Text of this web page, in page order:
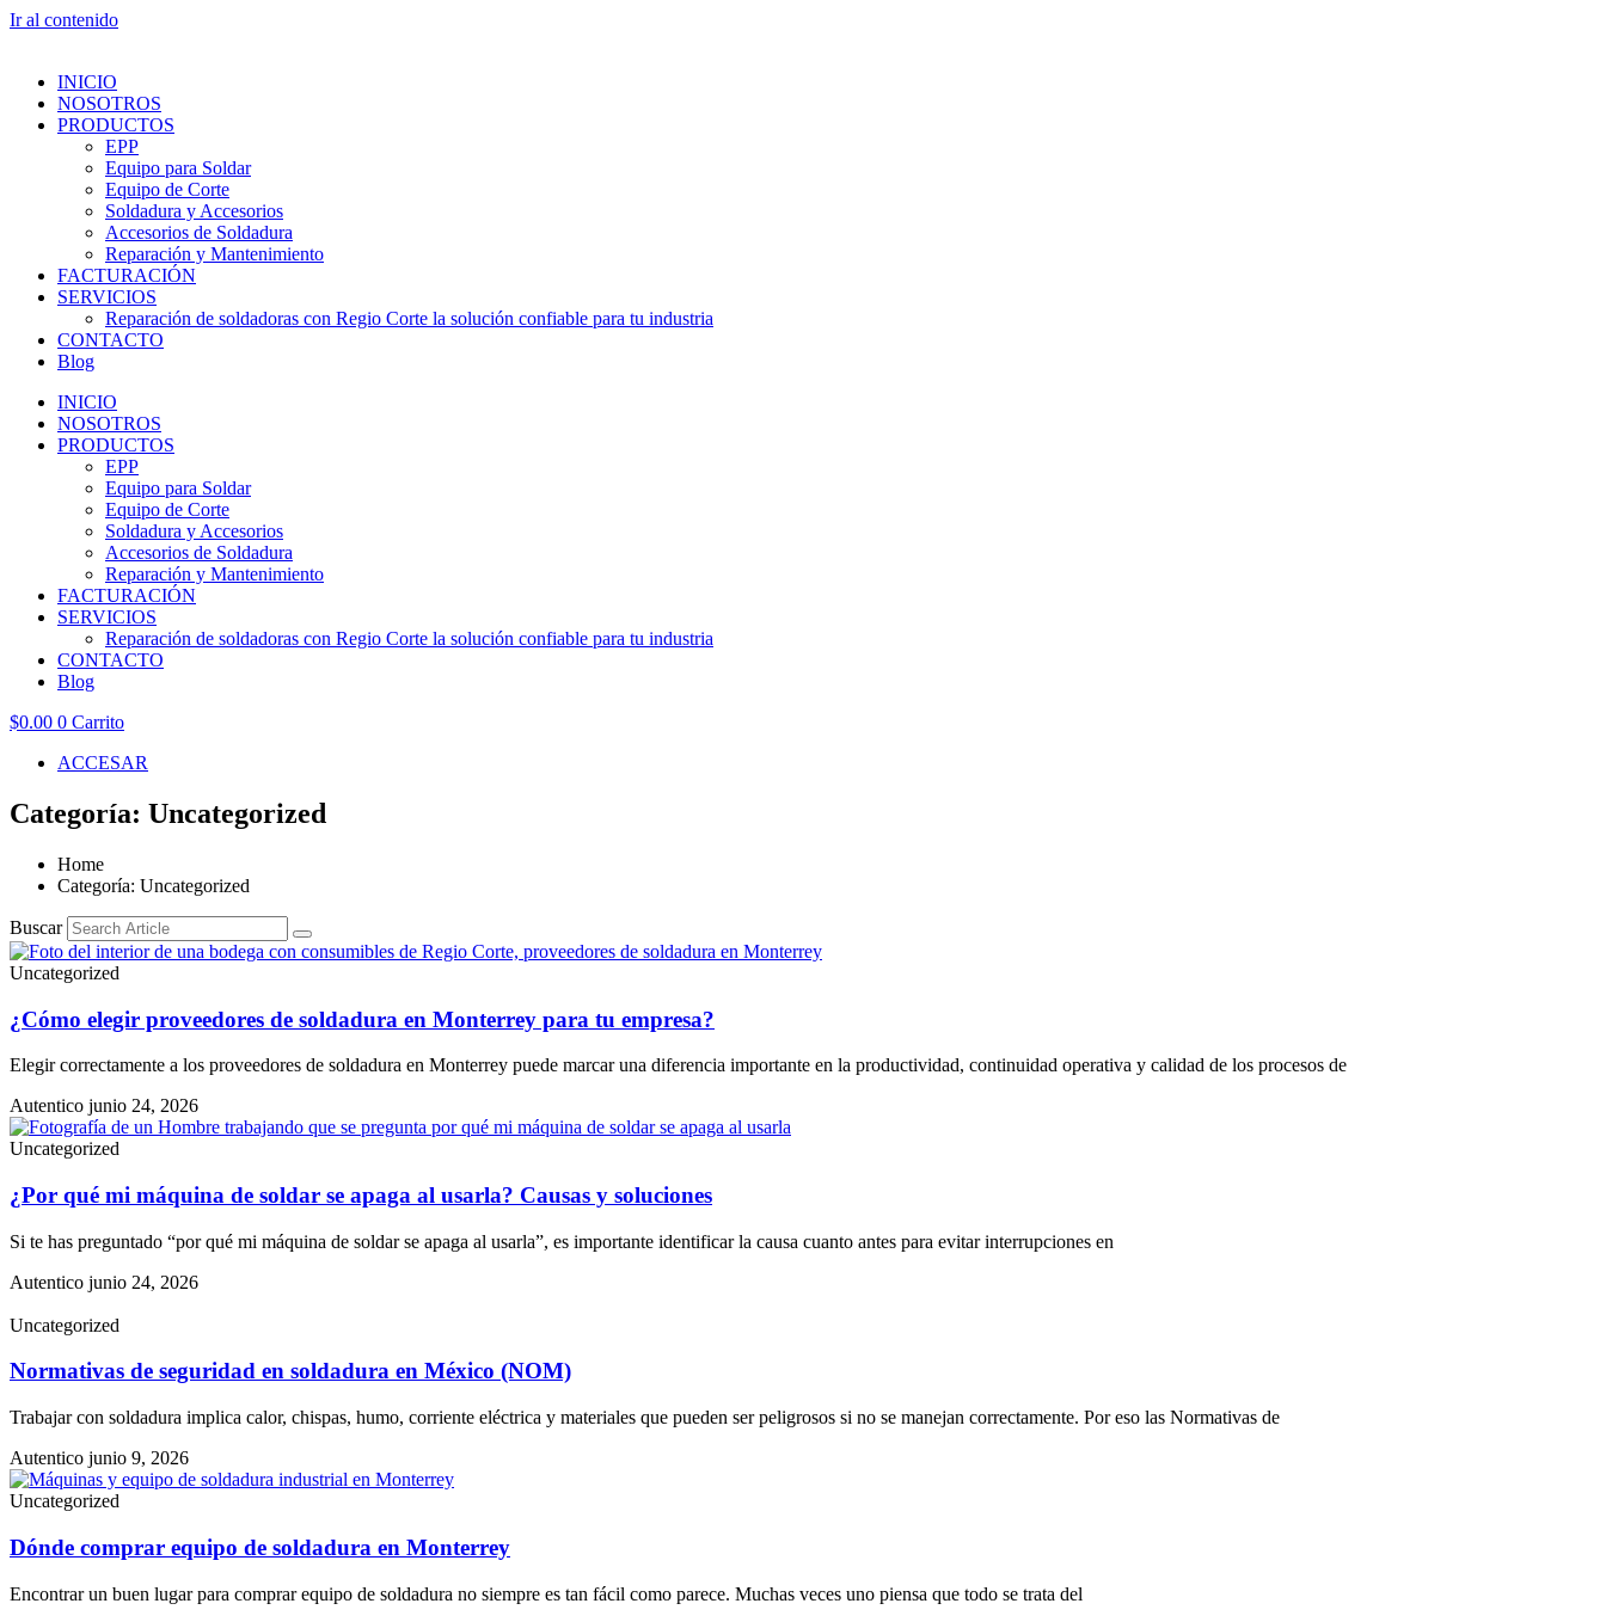
Ir al contenido
INICIO
NOSOTROS
PRODUCTOS
EPP
Equipo para Soldar
Equipo de Corte
Soldadura y Accesorios
Accesorios de Soldadura
Reparación y Mantenimiento
FACTURACIÓN
SERVICIOS
Reparación de soldadoras con Regio Corte la solución confiable para tu industria
CONTACTO
Blog
INICIO
NOSOTROS
PRODUCTOS
EPP
Equipo para Soldar
Equipo de Corte
Soldadura y Accesorios
Accesorios de Soldadura
Reparación y Mantenimiento
FACTURACIÓN
SERVICIOS
Reparación de soldadoras con Regio Corte la solución confiable para tu industria
CONTACTO
Blog
$0.00 0 Carrito
ACCESAR
Categoría: Uncategorized
Home
Categoría: Uncategorized
Buscar
Uncategorized
¿Cómo elegir proveedores de soldadura en Monterrey para tu empresa?
Elegir correctamente a los proveedores de soldadura en Monterrey puede marcar una diferencia importante en la productividad, continuidad operativa y calidad de los procesos de
Autentico junio 24, 2026
Uncategorized
¿Por qué mi máquina de soldar se apaga al usarla? Causas y soluciones
Si te has preguntado “por qué mi máquina de soldar se apaga al usarla”, es importante identificar la causa cuanto antes para evitar interrupciones en
Autentico junio 24, 2026
Uncategorized
Normativas de seguridad en soldadura en México (NOM)
Trabajar con soldadura implica calor, chispas, humo, corriente eléctrica y materiales que pueden ser peligrosos si no se manejan correctamente. Por eso las Normativas de
Autentico junio 9, 2026
Uncategorized
Dónde comprar equipo de soldadura en Monterrey
Encontrar un buen lugar para comprar equipo de soldadura no siempre es tan fácil como parece. Muchas veces uno piensa que todo se trata del